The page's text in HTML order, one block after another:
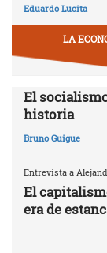
Eduardo Lucita
LA
El
historia
Bruno Guigue
Entrevista a
El
era de